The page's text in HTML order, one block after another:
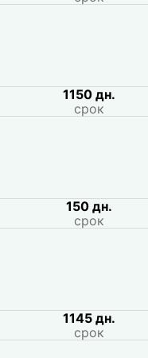
1150 дн.
срок
150 дн.
срок
1145 дн.
срок